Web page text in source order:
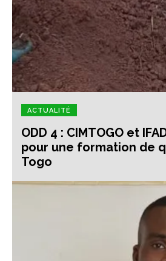
ACTUALITÉ
ODD 4 : CIMTOGO et
pour une formation de
Togo